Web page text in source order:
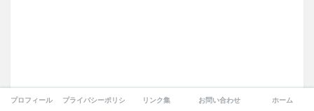
プロフィール プライバシーポリシー リンク集 お問い合わせ ホーム